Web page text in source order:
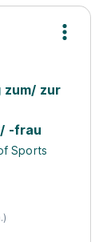
zum/ zur
-frau
Sports